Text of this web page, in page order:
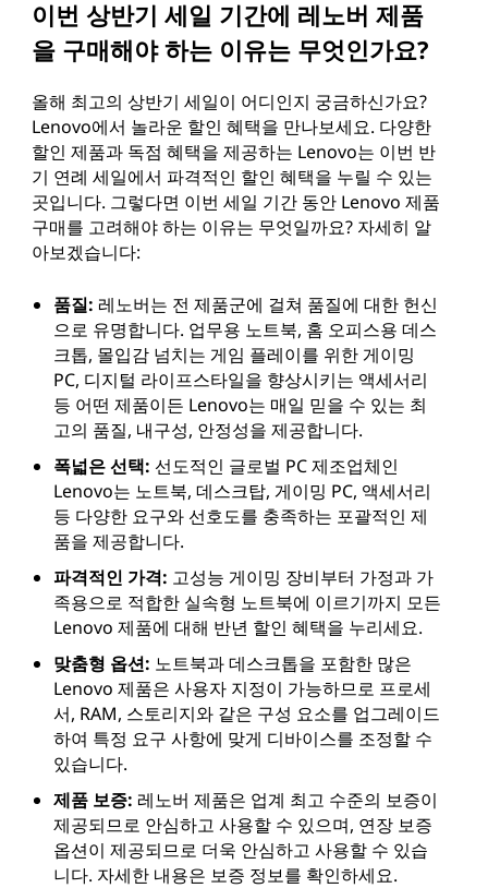
이번 상반기 세일 기간에 레노버 제품
을 구매해야 하는 이유는 무엇인가요?
올해 최고의 상반기 세일이 어디인지 궁금하신가요?
Lenovo에서 놀라운 할인 혜택을 만나보세요. 다양한
할인 제품과 독점 혜택을 제공하는 Lenovo는 이번 반
기 연례 세일에서 파격적인 할인 혜택을 누릴 수 있는
곳입니다. 그렇다면 이번 세일 기간 동안 Lenovo 제품
구매를 고려해야 하는 이유는 무엇일까요? 자세히 알
아보겠습니다:
품질: 레노버는 전 제품군에 걸쳐 품질에 대한 헌신
으로 유명합니다. 업무용 노트북, 홈 오피스용 데스
크톱, 몰입감 넘치는 게임 플레이를 위한 게이밍
PC, 디지털 라이프스타일을 향상시키는 액세서리
등 어떤 제품이든 Lenovo는 매일 믿을 수 있는 최
고의 품질, 내구성, 안정성을 제공합니다.
폭넓은 선택: 선도적인 글로벌 PC 제조업체인
Lenovo는 노트북, 데스크탑, 게이밍 PC, 액세서리
등 다양한 요구와 선호도를 충족하는 포괄적인 제
품을 제공합니다.
파격적인 가격: 고성능 게이밍 장비부터 가정과 가
족용으로 적합한 실속형 노트북에 이르기까지 모든
Lenovo 제품에 대해 반년 할인 혜택을 누리세요.
맞춤형 옵션: 노트북과 데스크톱을 포함한 많은
Lenovo 제품은 사용자 지정이 가능하므로 프로세
서, RAM, 스토리지와 같은 구성 요소를 업그레이드
하여 특정 요구 사항에 맞게 디바이스를 조정할 수
있습니다.
제품 보증: 레노버 제품은 업계 최고 수준의 보증이
제공되므로 안심하고 사용할 수 있으며, 연장 보증
옵션이 제공되므로 더욱 안심하고 사용할 수 있습
니다. 자세한 내용은 보증 정보를 확인하세요.